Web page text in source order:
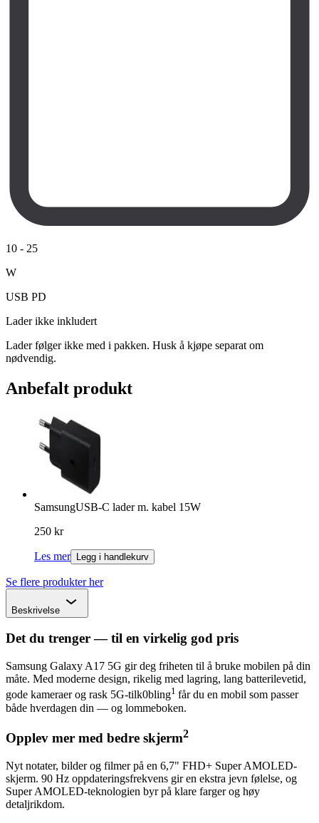
10 - 25
W
USB PD
Lader ikke inkludert
Lader følger ikke med i pakken. Husk å kjøpe separat om
nødvendig.
Anbefalt produkt
SamsungUSB-C lader m. kabel 15W
250 kr
Les mer Legg i handlekurv
Se flere produkter her
Beskrivelse
Det du trenger — til en virkelig god pris
Samsung Galaxy A17 5G gir deg friheten til å bruke mobilen på din
måte. Med moderne design, rikelig med lagring, lang batterilevetid,
gode kameraer og rask 5G-tilk0bling1 får du en mobil som passer
både hverdagen din — og lommeboken.
Opplev mer med bedre skjerm2
Nyt notater, bilder og filmer på en 6,7" FHD+ Super AMOLED-
skjerm. 90 Hz oppdateringsfrekvens gir en ekstra jevn følelse, og
Super AMOLED-teknologien byr på klare farger og høy
detaljrikdom.